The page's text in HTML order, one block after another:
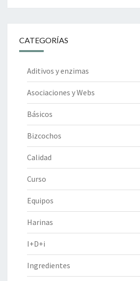
CATEGORÍAS
Aditivos y enzimas
Asociaciones y Webs
Básicos
Bizcochos
Calidad
Curso
Equipos
Harinas
I+D+i
Ingredientes